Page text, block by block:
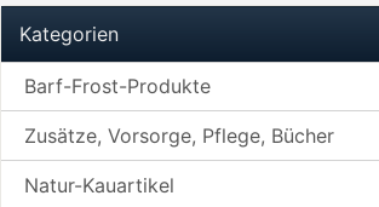
Kategorien
Barf-Frost-Produkte
Zusätze, Vorsorge, Pflege, Bücher
Natur-Kauartikel